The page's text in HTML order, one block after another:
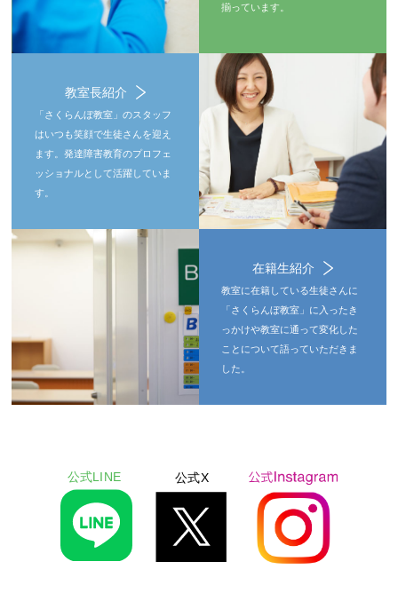
揃っています。
教室長紹介
「さくらんぼ教室」のスタッフ
はいつも笑顔で生徒さんを迎え
ます。発達障害教育のプロフェ
ッショナルとして活躍していま
す。
在籍生紹介
教室に在籍している生徒さんに
「さくらんぼ教室」に入ったき
っかけや教室に通って変化した
ことについて語っていただきま
した。